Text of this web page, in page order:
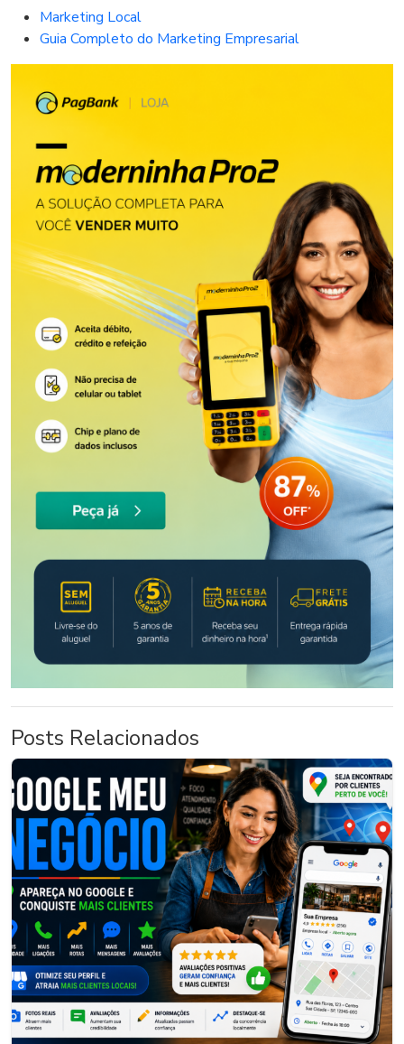
Marketing Local
Guia Completo do Marketing Empresarial
Posts Relacionados